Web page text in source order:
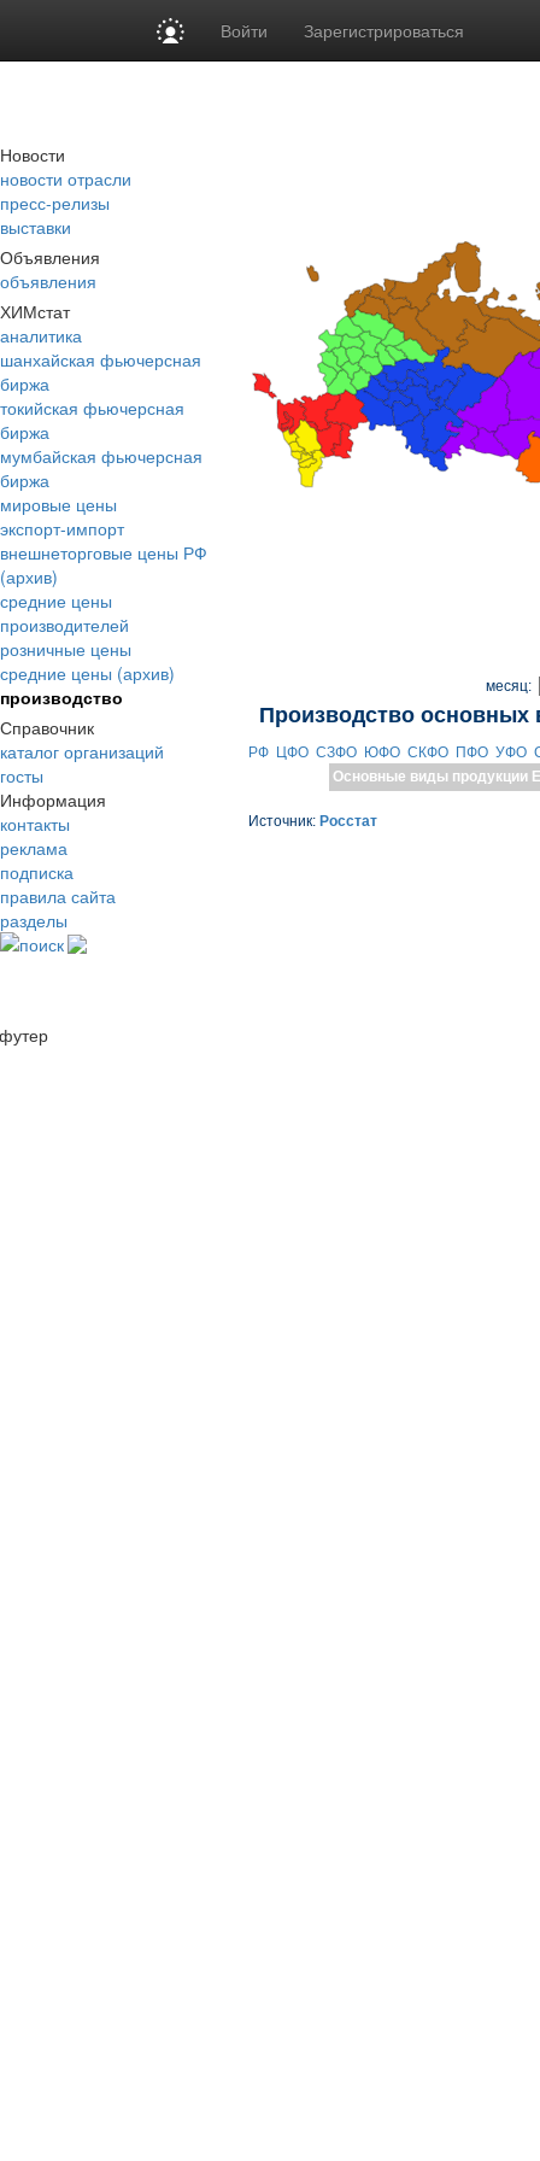
Войти Зарегистрироваться
Новости
новости отрасли
пресс-релизы
выставки
Объявления
объявления
ХИМстат
аналитика
шанхайская фьючерсная
биржа
токийская фьючерсная
биржа
мумбайская фьючерсная
биржа
мировые цены
экспорт-импорт
внешнеторговые цены РФ
(архив)
средние цены
производителей
розничные цены
средние цены (архив)
производство
Справочник
каталог организаций
госты
Информация
контакты
реклама
подписка
правила сайта
разделы
поиск
месяц:
Производство основных
РФ ЦФО СЗФО ЮФО СКФО ПФО УФО
Основные виды продукции
Источник: Росстат
футер